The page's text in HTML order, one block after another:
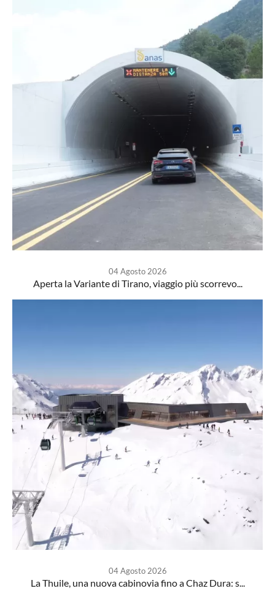
04 Agosto 2026
Aperta la Variante di Tirano, viaggio più scorrevo...
04 Agosto 2026
La Thuile, una nuova cabinovia fino a Chaz Dura: s...